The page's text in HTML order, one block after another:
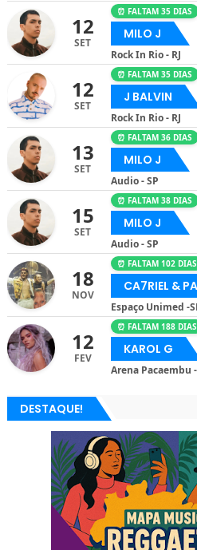
12
SET
⏰ FALTAM 35 DIAS
MILO J
Rock In Rio - RJ
12
SET
⏰ FALTAM 35 DIAS
J BALVIN
Rock In Rio - RJ
13
SET
⏰ FALTAM 36 DIAS
MILO J
Audio - SP
15
SET
⏰ FALTAM 38 DIAS
MILO J
Audio - SP
18
NOV
⏰ FALTAM 102 DIAS
CA7RIEL &
Espaço Unimed -
12
FEV
⏰ FALTAM 188 DIAS
KAROL G
Arena Pacaembu -
DESTAQUE!